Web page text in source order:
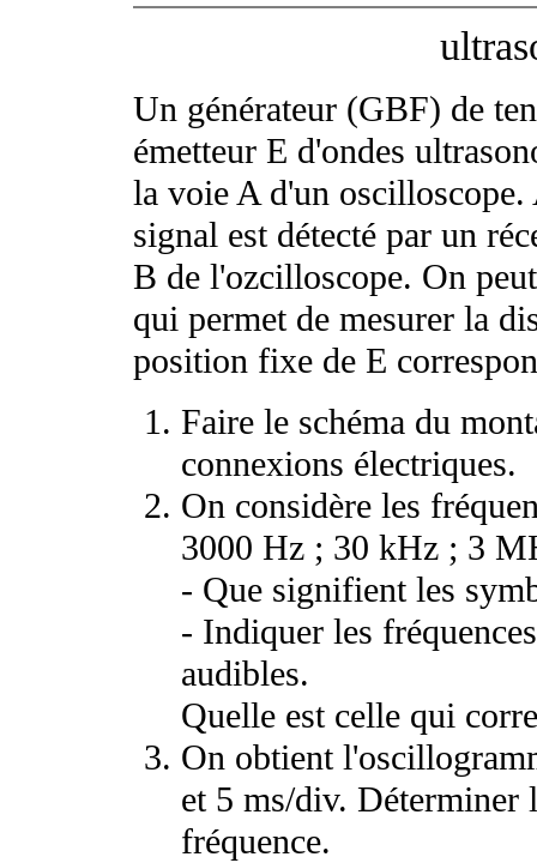
Un générateur (GBF) de
émetteur E d'ondes
la voie A d'un
signal est détecté par un
B de l'ozcilloscope. On
qui permet de mesurer la
position fixe de E
Faire le schéma du
connexions électriques.
On considère les
3000 Hz ; 30 kHz ; 3
- Que signifient les
- Indiquer les
audibles.
Quelle est celle qui
On obtient
et 5 ms/div. Déterminer
fréquence.